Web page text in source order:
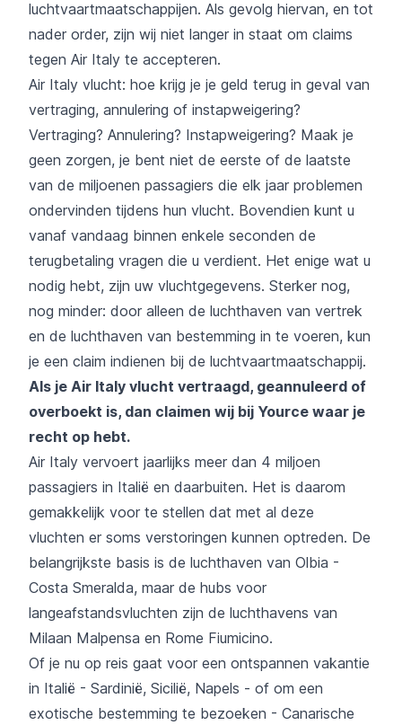
luchtvaartmaatschappijen. Als gevolg hiervan, en tot
nader order, zijn wij niet langer in staat om claims
tegen Air Italy te accepteren.
Air Italy vlucht: hoe krijg je je geld terug in geval van
vertraging, annulering of instapweigering?
Vertraging? Annulering? Instapweigering? Maak je
geen zorgen, je bent niet de eerste of de laatste
van de miljoenen passagiers die elk jaar problemen
ondervinden tijdens hun vlucht. Bovendien kunt u
vanaf vandaag binnen enkele seconden de
terugbetaling vragen die u verdient. Het enige wat u
nodig hebt, zijn uw vluchtgegevens. Sterker nog,
nog minder: door alleen de luchthaven van vertrek
en de luchthaven van bestemming in te voeren, kun
je een claim indienen bij de luchtvaartmaatschappij.
Als je Air Italy vlucht vertraagd, geannuleerd of
overboekt is, dan claimen wij bij Yource waar je
recht op hebt.
Air Italy vervoert jaarlijks meer dan 4 miljoen
passagiers in Italië en daarbuiten. Het is daarom
gemakkelijk voor te stellen dat met al deze
vluchten er soms verstoringen kunnen optreden. De
belangrijkste basis is de luchthaven van Olbia -
Costa Smeralda, maar de hubs voor
langeafstandsvluchten zijn de luchthavens van
Milaan Malpensa en Rome Fiumicino.
Of je nu op reis gaat voor een ontspannen vakantie
in Italië - Sardinië, Sicilië, Napels - of om een
exotische bestemming te bezoeken - Canarische